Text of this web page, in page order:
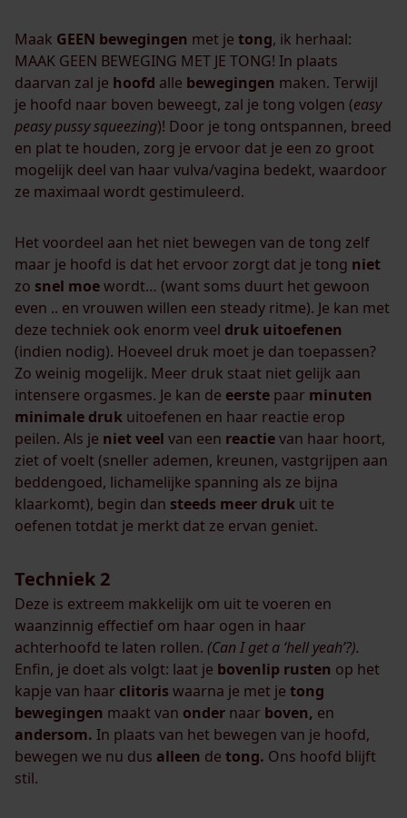
Maak GEEN bewegingen met je tong, ik herhaal:
MAAK GEEN BEWEGING MET JE TONG! In plaats
daarvan zal je hoofd alle bewegingen maken. Terwijl
je hoofd naar boven beweegt, zal je tong volgen (easy
peasy pussy squeezing)! Door je tong ontspannen, breed
en plat te houden, zorg je ervoor dat je een zo groot
mogelijk deel van haar vulva/vagina bedekt, waardoor
ze maximaal wordt gestimuleerd.
Het voordeel aan het niet bewegen van de tong zelf
maar je hoofd is dat het ervoor zorgt dat je tong niet
zo snel moewordt… (want soms duurt het gewoon
even .. en vrouwen willen een steady ritme). Je kan met
deze techniek ook enorm veel druk uitoefenen
(indien nodig). Hoeveel druk moet je dan toepassen?
Zo weinig mogelijk. Meer druk staat niet gelijk aan
intensere orgasmes. Je kan de eerste paar minuten
minimale druk uitoefenen en haar reactie erop
peilen. Als je niet veel van een reactievan haar hoort,
ziet of voelt (sneller ademen, kreunen, vastgrijpen aan
beddengoed, lichamelijke spanning als ze bijna
klaarkomt), begin dan steeds meer druk uit te
oefenen totdat je merkt dat ze ervan geniet.
Techniek 2
Deze is extreem makkelijk om uit te voeren en
waanzinnig effectief om haar ogen in haar
achterhoofd te laten rollen. (Can I get a ‘hell yeah’?).
Enfin, je doet als volgt: laat je bovenlip rusten op het
kapje van haar clitoris waarna je met je tong
bewegingen maakt van onder naar boven, en
andersom. In plaats van het bewegen van je hoofd,
bewegen we nu dus alleen de tong. Ons hoofd blijft
stil.